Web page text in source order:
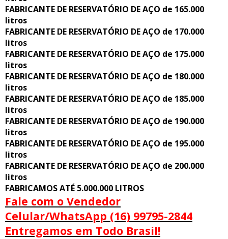
FABRICANTE DE RESERVATÓRIO DE AÇO de 165.000
litros
FABRICANTE DE RESERVATÓRIO DE AÇO de 170.000
litros
FABRICANTE DE RESERVATÓRIO DE AÇO de 175.000
litros
FABRICANTE DE RESERVATÓRIO DE AÇO de 180.000
litros
FABRICANTE DE RESERVATÓRIO DE AÇO de 185.000
litros
FABRICANTE DE RESERVATÓRIO DE AÇO de 190.000
litros
FABRICANTE DE RESERVATÓRIO DE AÇO de 195.000
litros
FABRICANTE DE RESERVATÓRIO DE AÇO de 200.000
litros
FABRICAMOS ATÉ 5.000.000 LITROS
Fale com o Vendedor
Celular/WhatsApp (16) 99795-2844
Entregamos em Todo Brasil!